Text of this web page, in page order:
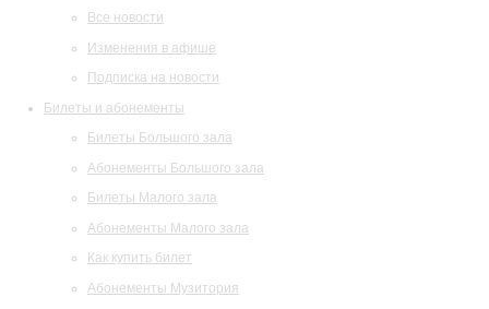
Все новости
Изменения в афише
Подписка на новости
Билеты и абонементы
Билеты Большого зала
Абонементы Большого зала
Билеты Малого зала
Абонементы Малого зала
Как купить билет
Абонементы Музитория